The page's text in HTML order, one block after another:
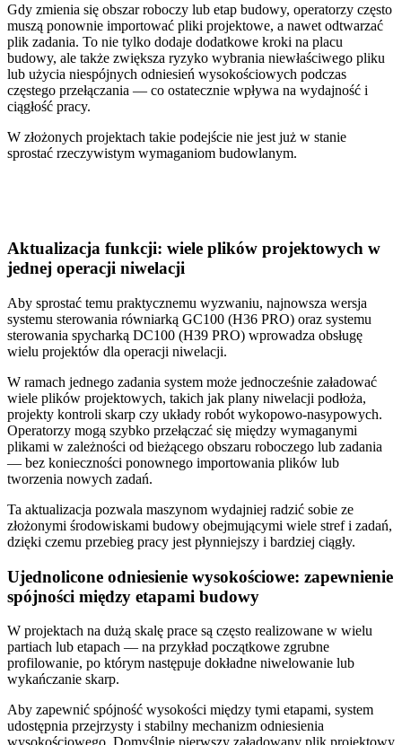
Gdy zmienia się obszar roboczy lub etap budowy, operatorzy często
muszą ponownie importować pliki projektowe, a nawet odtwarzać
plik zadania. To nie tylko dodaje dodatkowe kroki na placu
budowy, ale także zwiększa ryzyko wybrania niewłaściwego pliku
lub użycia niespójnych odniesień wysokościowych podczas
częstego przełączania — co ostatecznie wpływa na wydajność i
ciągłość pracy.
W złożonych projektach takie podejście nie jest już w stanie
sprostać rzeczywistym wymaganiom budowlanym.
Aktualizacja funkcji: wiele plików projektowych w
jednej operacji niwelacji
Aby sprostać temu praktycznemu wyzwaniu, najnowsza wersja
systemu sterowania równiarką GC100 (H36 PRO) oraz systemu
sterowania spycharką DC100 (H39 PRO) wprowadza obsługę
wielu projektów dla operacji niwelacji.
W ramach jednego zadania system może jednocześnie załadować
wiele plików projektowych, takich jak plany niwelacji podłoża,
projekty kontroli skarp czy układy robót wykopowo-nasypowych.
Operatorzy mogą szybko przełączać się między wymaganymi
plikami w zależności od bieżącego obszaru roboczego lub zadania
— bez konieczności ponownego importowania plików lub
tworzenia nowych zadań.
Ta aktualizacja pozwala maszynom wydajniej radzić sobie ze
złożonymi środowiskami budowy obejmującymi wiele stref i zadań,
dzięki czemu przebieg pracy jest płynniejszy i bardziej ciągły.
Ujednolicone odniesienie wysokościowe: zapewnienie
spójności między etapami budowy
W projektach na dużą skalę prace są często realizowane w wielu
partiach lub etapach — na przykład początkowe zgrubne
profilowanie, po którym następuje dokładne niwelowanie lub
wykańczanie skarp.
Aby zapewnić spójność wysokości między tymi etapami, system
udostępnia przejrzysty i stabilny mechanizm odniesienia